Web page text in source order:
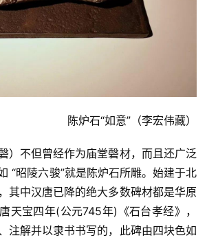
陈炉石“如意”（李宏伟藏）
不但曾经作为庙堂磬材，而且还广泛
“昭陵六骏”就是陈炉石所雕。始建于北
其中汉唐已降的绝大多数碑材都是华原
天宝四年(公元745年)《石台孝经》，
注解并以隶书书写的，此碑由四块色如